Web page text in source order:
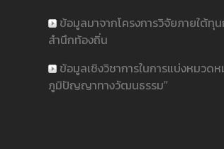
ข้อมูลมาจากโครงการวิจัยภายใต้
สำนึกท้องถิ่น
ข้อมูลเชิงวิชาการในการแบ่งหมว
ภูมิปัญญาทางวัฒนธรรม”